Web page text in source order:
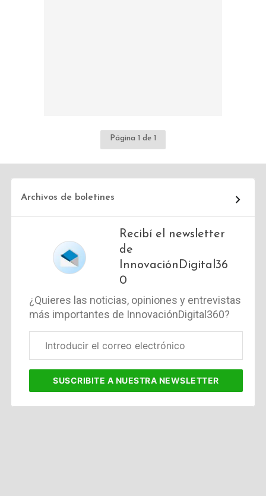
Página 1 de 1
Archivos de boletines
Recibí el newsletter
de
InnovaciónDigital36
0
¿Quieres las noticias, opiniones y entrevistas
más importantes de InnovaciónDigital360?
electrónico
SUSCRIBITE A NUESTRA NEWSLETTER